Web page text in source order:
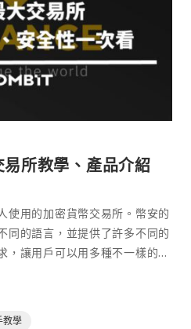
所教學、產品介紹
使用的加密貨幣交易所。幣安的
同的語言，並提供了許多不同的
，讓用戶可以用多種不一樣的方
教學